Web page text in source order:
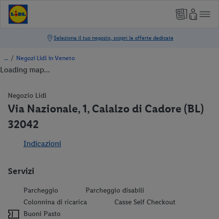
/ Negozi Lidl in Veneto
Loading map...
Negozio Lidl
Via Nazionale, 1, Calalzo di Cadore (BL)
32042
Indicazioni
Servizi
Parcheggio
Parcheggio disabili
Colonnina di ricarica
Casse Self Checkout
Buoni Pasto